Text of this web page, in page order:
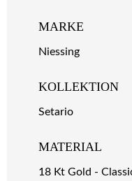
MARKE
Niessing
KOLLEKTION
Setario
MATERIAL
18 Kt Gold -